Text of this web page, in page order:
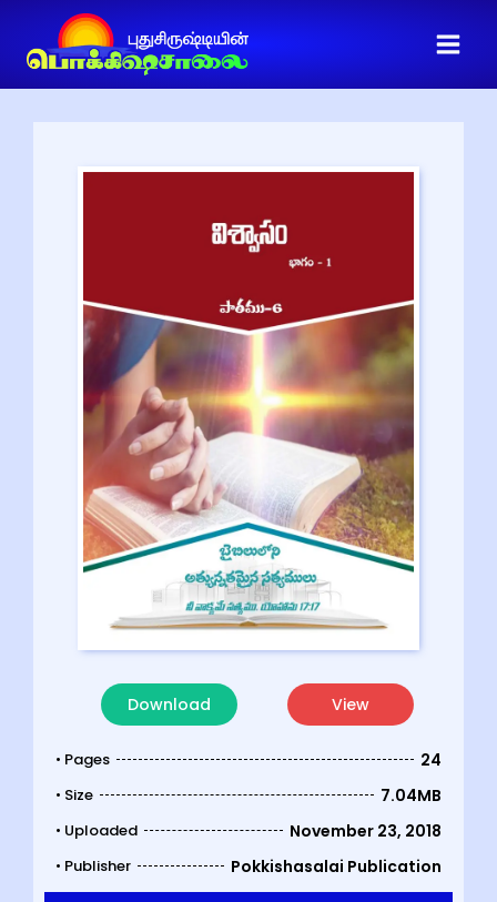
Download View
• Pages 24
• Size 7.04MB
• Uploaded November 23, 2018
• Publisher Pokkishasalai Publication